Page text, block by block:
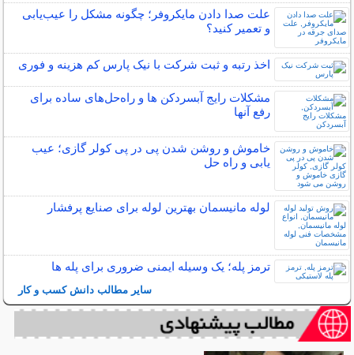
علت صدا دادن مایکروفر؛ چگونه مشکل را عیب‌یابی
و تعمیر کنید؟
اخذ رتبه و ثبت شرکت با نیک پارس کم هزینه و فوری
مشکلات رایج آبسردکن ها و راه‌حل‌های ساده برای
رفع آنها
خاموش و روشن شدن پی در پی کولر گازی؛ عیب
یابی و راه حل
لوله مانیسمان بهترین لوله برای صنایع پرفشار
ترمز پله؛ یک وسیله ایمنی ضروری برای پله ها
سایر مطالب دانش کسب و کار